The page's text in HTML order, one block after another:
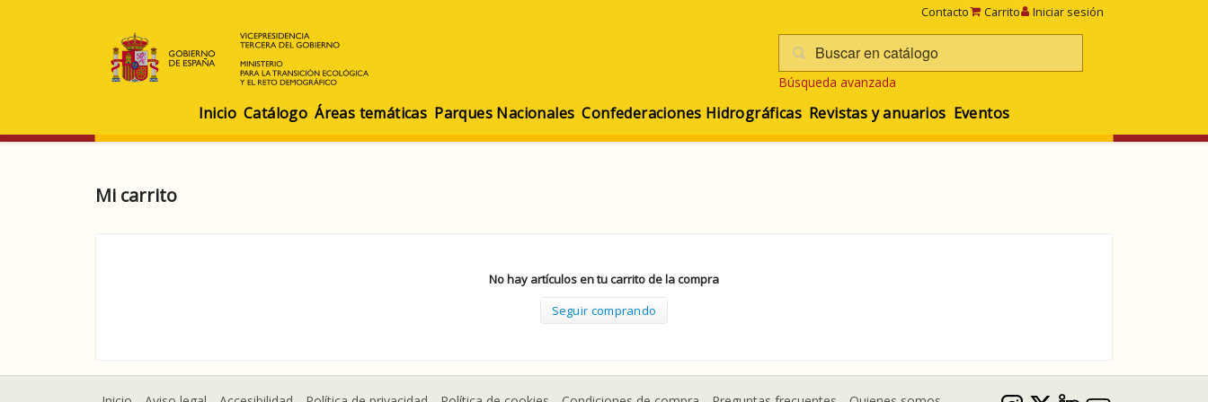
Contacto Carrito Iniciar sesión
Búsqueda avanzada
Inicio Catálogo Áreas temáticas Parques Nacionales Confederaciones Hidrográficas Revistas y anuarios Eventos
Mi carrito
No hay artículos en tu carrito de la compra
Seguir comprando